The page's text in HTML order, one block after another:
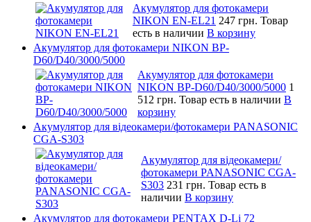
Акумулятор для фотокамери
NIKON EN-EL21 247 грн. Товар
есть в наличии В корзину
Акумулятор для фотокамери NIKON BP-
D60/D40/3000/5000
Акумулятор для фотокамери
NIKON BP-D60/D40/3000/5000 1
512 грн. Товар есть в наличии В
корзину
Акумулятор для відеокамери/фотокамери PANASONIC
CGA-S303
Акумулятор для відеокамери/
фотокамери PANASONIC CGA-
S303 231 грн. Товар есть в
наличии В корзину
Акумулятор для фотокамери PENTAX D-Li 72